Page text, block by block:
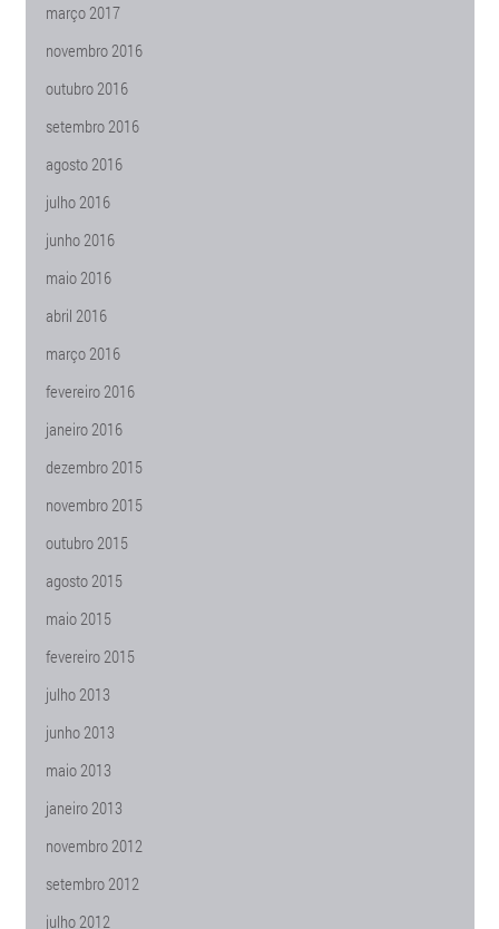
março 2017
novembro 2016
outubro 2016
setembro 2016
agosto 2016
julho 2016
junho 2016
maio 2016
abril 2016
março 2016
fevereiro 2016
janeiro 2016
dezembro 2015
novembro 2015
outubro 2015
agosto 2015
maio 2015
fevereiro 2015
julho 2013
junho 2013
maio 2013
janeiro 2013
novembro 2012
setembro 2012
julho 2012